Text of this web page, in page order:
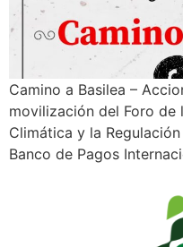
Camino a Basilea –
movilización del Foro de
Climática y la
Banco de Pagos